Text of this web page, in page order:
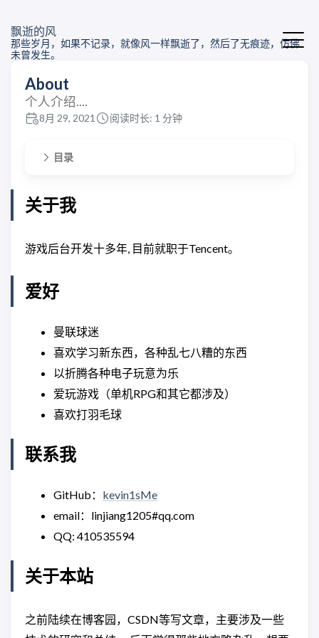
飘逝的风
那些岁月，如果不记录，就像风一样飘逝了，然后了无痕迹，仿佛
未曾发生。
About
个人介绍....
8月 29, 2021 阅读时长: 1 分钟
目录
关于我
游戏后台开发十多年, 目前就职于Tencent。
爱好
曼联球迷
喜欢学习新东西，各种乱七八糟的东西
以折腾各种电子玩意为乐
爱玩游戏（单机RPG和其它都涉及）
喜欢打羽毛球
联系我
GitHub： kevin1sMe
email：linjiang1205#qq.com
QQ: 410535594
关于本站
之前陆续在博客园，CSDN等写文章，主要涉及一些